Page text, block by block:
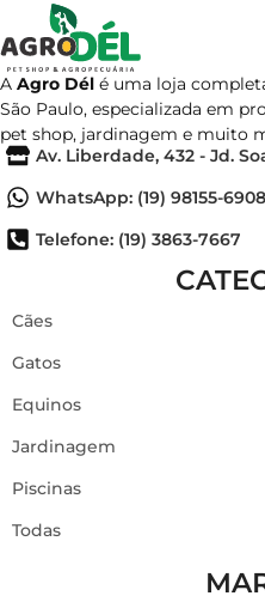
A Agro Dél é uma loja
São Paulo, especializada em
pet shop, jardinagem e muito
Av. Liberdade, 432 - Jd.
WhatsApp: (19) 98155-6908
Telefone: (19) 3863-7667
Cães
Gatos
Equinos
Jardinagem
Piscinas
Todas